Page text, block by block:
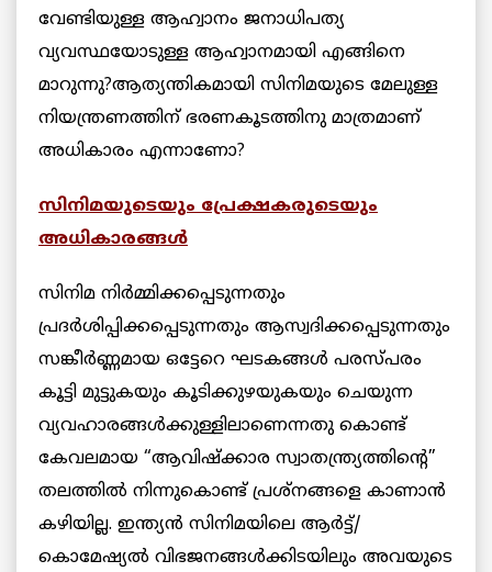
വേണ്ടിയുള്ള ആഹ്വാനം ജനാധിപത്യ
വ്യവസ്ഥയോടുള്ള ആഹ്വാനമായി എങ്ങിനെ
മാറുന്നു?ആത്യന്തികമായി സിനിമയുടെ മേലുള്ള
നിയന്ത്രണത്തിന് ഭരണകൂടത്തിനു മാത്രമാണ്
അധികാരം എന്നാണോ?
സിനിമയുടെയും പ്രേക്ഷകരുടെയും
അധികാരങ്ങള്‍
സിനിമ നിര്‍മ്മിക്കപ്പെടുന്നതും
പ്രദര്‍ശിപ്പിക്കപ്പെടുന്നതും ആസ്വദിക്കപ്പെടുന്നതും
സങ്കീര്‍ണ്ണമായ ഒട്ടേറെ ഘടകങ്ങള്‍ പരസ്പരം
കൂട്ടി മുട്ടുകയും കൂടിക്കുഴയുകയും ചെയുന്ന
വ്യവഹാരങ്ങള്‍ക്കുള്ളിലാണെന്നതു കൊണ്ട്
കേവലമായ “ആവിഷ്ക്കാര സ്വാതന്ത്ര്യത്തിന്റെ”
തലത്തില്‍ നിന്നുകൊണ്ട് പ്രശ്നങ്ങളെ കാണാന്‍
കഴിയില്ല. ഇന്ത്യന്‍ സിനിമയിലെ ആര്‍ട്ട്/
കൊമേഷ്യല്‍ വിഭജനങ്ങള്‍ക്കിടയിലും അവയുടെ